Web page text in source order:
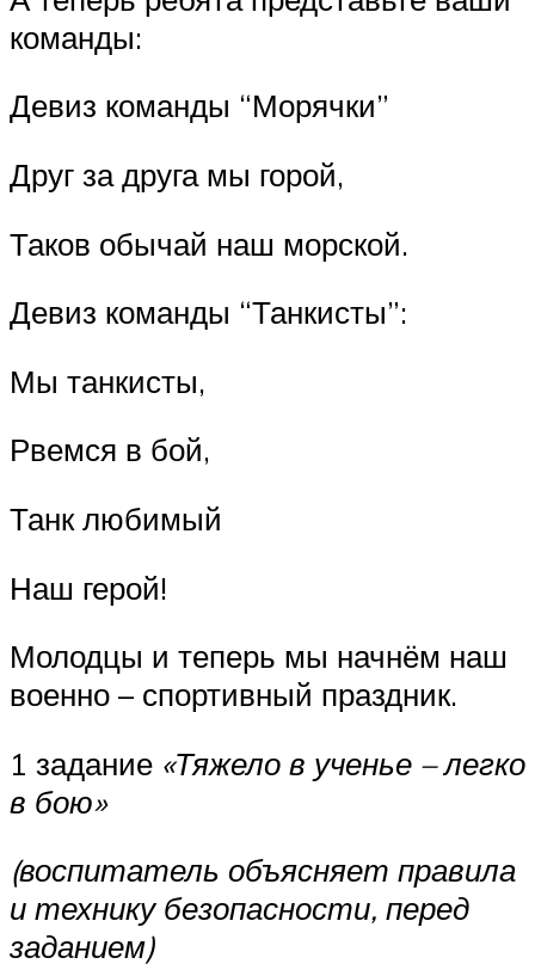
команды:
Девиз команды “Морячки”
Друг за друга мы горой,
Таков обычай наш морской.
Девиз команды “Танкисты”:
Мы танкисты,
Рвемся в бой,
Танк любимый
Наш герой!
Молодцы и теперь мы начнём наш
военно – спортивный праздник.
1 задание «Тяжело в ученье – легко
в бою»
(воспитатель объясняет правила
и технику безопасности, перед
заданием)